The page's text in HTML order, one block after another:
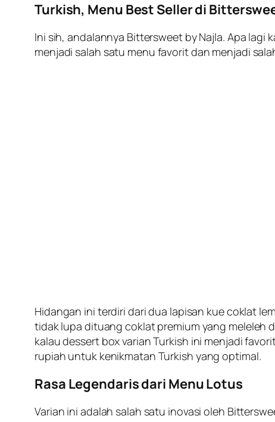
Turkish, Menu Best Sellerdi
Ini sih, andalannya Bittersweet by Najla. Apa
menjadi salah satu menu favorit dan menjadi
Hidangan ini terdiri dari dua lapisan kue coklat
tidak lupa dituang coklat premium yang meleleh
kalau dessert box varian Turkish ini menjadi
rupiah untuk kenikmatan Turkish yang optimal.
Rasa Legendaris dari Menu Lotus
Varian ini adalah salah satu inovasi oleh